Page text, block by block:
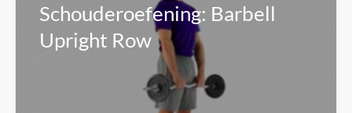
Schouderoefening: Barbell
Upright Row